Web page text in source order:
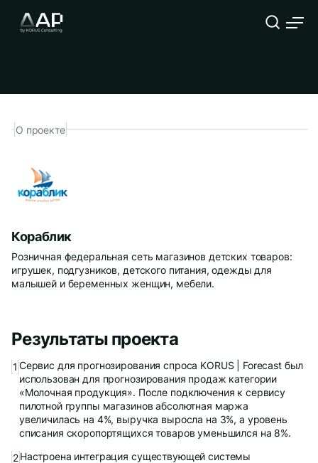
Использование сервиса для
прогнозирования спроса
О проекте
Кораблик
Розничная федеральная сеть магазинов детских товаров:
игрушек, подгузников, детского питания, одежды для
малышей и беременных женщин, мебели.
Результаты проекта
Сервис для прогнозирования спроса KORUS | Forecast был
использован для прогнозирования продаж категории
«Молочная продукция». После подключения к сервису
пилотной группы магазинов абсолютная маржа
увеличилась на 4%, выручка выросла на 3%, а уровень
списания скоропортящихся товаров уменьшился на 8%.
Настроена интеграция существующей системы